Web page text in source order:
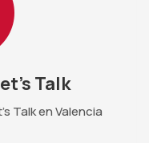
Talk
Talk en Valencia